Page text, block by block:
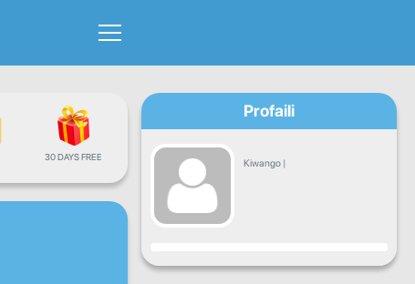
30 DAYS FREE
Profaili
Kiwango |